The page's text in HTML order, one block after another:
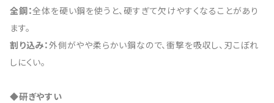
全鋼：全体を硬い鋼を使うと、硬すぎて欠けやすくなることがあり
ます。
割り込み：外側がやや柔らかい鋼なので、衝撃を吸収し、刃こぼれ
しにくい。
◆研ぎやすい